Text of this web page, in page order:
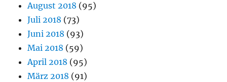
August 2018 (95)
Juli 2018 (73)
Juni 2018 (93)
Mai 2018 (59)
April 2018 (95)
März 2018 (91)